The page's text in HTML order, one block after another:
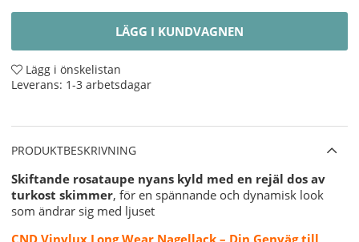
LÄGG I KUNDVAGNEN
Lägg i önskelistan
Leverans: 1-3 arbetsdagar
PRODUKTBESKRIVNING
Skiftande rosataupe nyans kyld med en rejäl dos av
turkost skimmer, för en spännande och dynamisk look
som ändrar sig med ljuset
CND Vinylux Long Wear Nagellack – Din Genväg till